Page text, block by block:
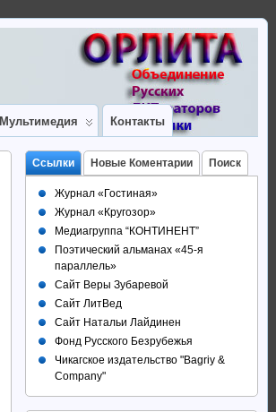
Мультимедия Контакты
Ссылки Новые Коментарии Поиск
Журнал «Гостиная»
Журнал «Кругозор»
Медиагруппа “КОНТИНЕНТ”
Поэтический альманах «45-я
параллель»
Сайт Веры Зубаревой
Сайт ЛитВед
Сайт Натальи Лайдинен
Фонд Русского Безрубежья
Чикагское издательство "Bagriy &
Company"